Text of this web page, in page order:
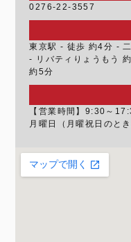
0276-22-3557
東京駅 - 徒歩 約4分 -
- リバティりょうもう
約5分
【営業時間】9:30～
月曜日（月曜祝日のとき